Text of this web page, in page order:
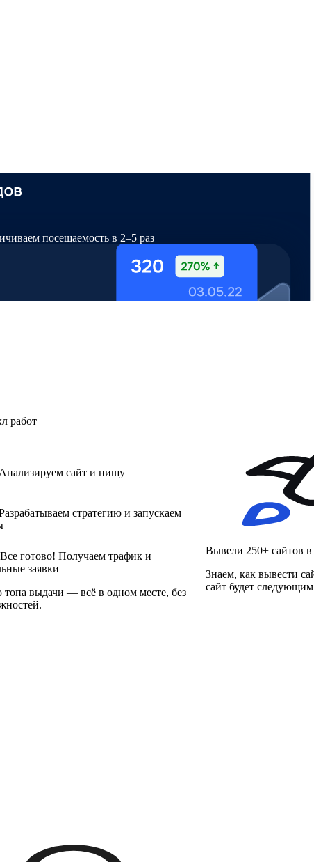
посещаемость в 2–5 раз
работ
Анализируем сайт и нишу
стратегию и запускаем
Все готово! Получаем трафик и
заявки
топа выдачи — всё в одном месте, без
Вывели 250+ сайтов
Знаем, как вывести
сайт будет